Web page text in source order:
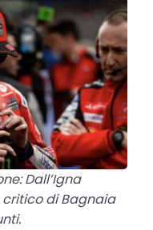
Dall’Igna
di Bagnaia